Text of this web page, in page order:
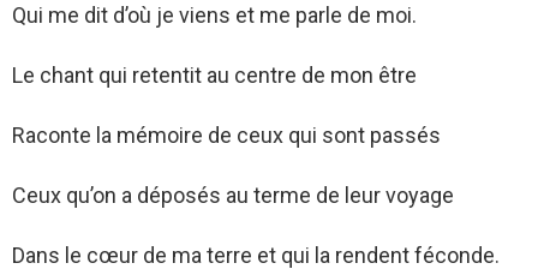
Qui me dit d’où je viens et me parle de moi.
Le chant qui retentit au centre de mon être
Raconte la mémoire de ceux qui sont passés
Ceux qu’on a déposés au terme de leur voyage
Dans le cœur de ma terre et qui la rendent féconde.